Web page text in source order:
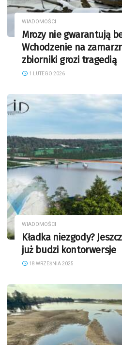
WIADOMOŚCI
Mrozy nie gwarantują
Wchodzenie na
zbiorniki grozi tragedią
1 LUTEGO 2026
WIADOMOŚCI
Kładka niezgody?
już budzi kontorwersje
18 WRZEŚNIA 2025